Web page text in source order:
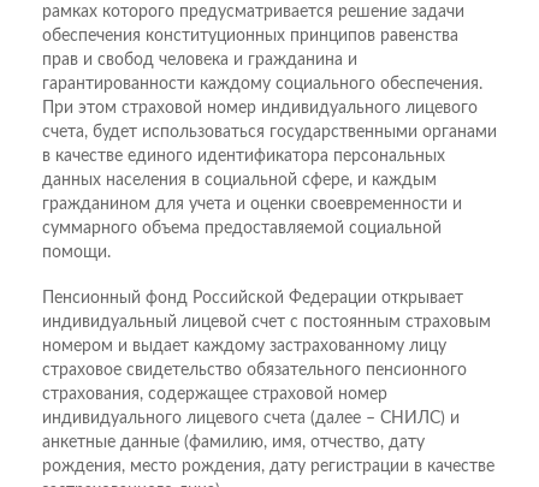
рамках которого предусматривается решение задачи
обеспечения конституционных принципов равенства
прав и свобод человека и гражданина и
гарантированности каждому социального обеспечения.
При этом страховой номер индивидуального лицевого
счета, будет использоваться государственными органами
в качестве единого идентификатора персональных
данных населения в социальной сфере, и каждым
гражданином для учета и оценки своевременности и
суммарного объема предоставляемой социальной
помощи.
Пенсионный фонд Российской Федерации открывает
индивидуальный лицевой счет с постоянным страховым
номером и выдает каждому застрахованному лицу
страховое свидетельство обязательного пенсионного
страхования, содержащее страховой номер
индивидуального лицевого счета (далее – СНИЛС) и
анкетные данные (фамилию, имя, отчество, дату
рождения, место рождения, дату регистрации в качестве